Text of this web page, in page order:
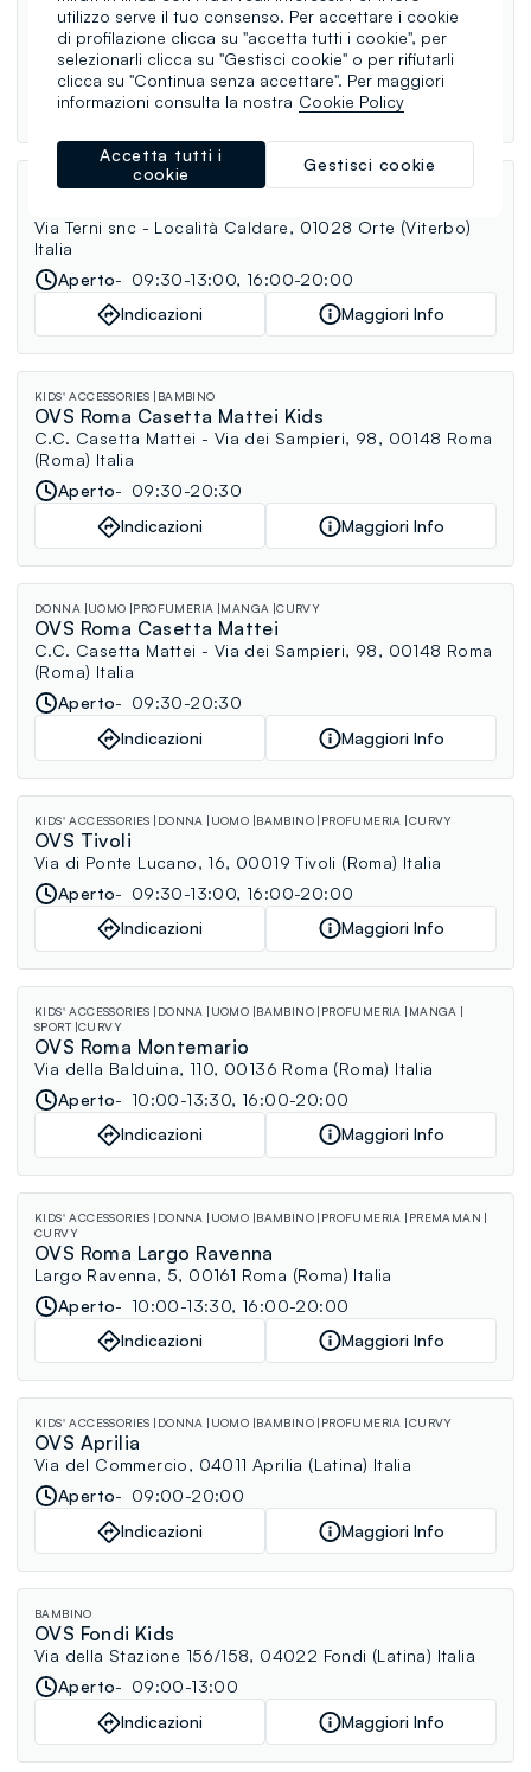
OVS Roma Gallia
P.zza Tuscolo, 24A, 00183 Roma (Roma) Italia
Aperto
10:00-13:30, 16:00-20:00
Indicazioni
Maggiori Info
DONNA BAMBINO CURVY
Via Terni snc - Località Caldare, 01028 Orte (Viterbo)
Italia
Aperto
09:30-13:00, 16:00-20:00
Indicazioni
Maggiori Info
KIDS' ACCESSORIES BAMBINO
OVS Roma Casetta Mattei Kids
C.C. Casetta Mattei - Via dei Sampieri, 98, 00148 Roma
(Roma) Italia
Aperto
09:30-20:30
Indicazioni
Maggiori Info
DONNA UOMO PROFUMERIA MANGA CURVY
OVS Roma Casetta Mattei
C.C. Casetta Mattei - Via dei Sampieri, 98, 00148 Roma
(Roma) Italia
Aperto
09:30-20:30
Indicazioni
Maggiori Info
KIDS' ACCESSORIES DONNA UOMO BAMBINO PROFUMERIA CURVY
OVS Tivoli
Via di Ponte Lucano, 16, 00019 Tivoli (Roma) Italia
Aperto
09:30-13:00, 16:00-20:00
Indicazioni
Maggiori Info
KIDS' ACCESSORIES DONNA UOMO BAMBINO PROFUMERIA
MANGA
SPORT CURVY
OVS Roma Montemario
Via della Balduina, 110, 00136 Roma (Roma) Italia
Aperto
10:00-13:30, 16:00-20:00
Indicazioni
Maggiori Info
KIDS' ACCESSORIES DONNA UOMO BAMBINO PROFUMERIA
PREMAMAN
CURVY
OVS Roma Largo Ravenna
Largo Ravenna, 5, 00161 Roma (Roma) Italia
Aperto
10:00-13:30, 16:00-20:00
Indicazioni
Maggiori Info
KIDS' ACCESSORIES DONNA UOMO BAMBINO PROFUMERIA CURVY
OVS Aprilia
Via del Commercio, 04011 Aprilia (Latina) Italia
Aperto
09:00-20:00
Indicazioni
Maggiori Info
BAMBINO
OVS Fondi Kids
Via della Stazione 156/158, 04022 Fondi (Latina) Italia
Aperto
09:00-13:00
Indicazioni
Maggiori Info
utilizzo serve il tuo consenso. Per accettare i cookie
di profilazione clicca su "accetta tutti i cookie", per
selezionarli clicca su "Gestisci cookie" o per rifiutarli
clicca su "Continua senza accettare". Per maggiori
informazioni consulta la nostra Cookie Policy
Gestisci cookie
Accetta tutti i
cookie